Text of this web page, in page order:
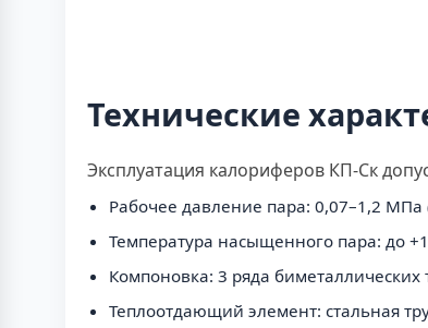
Технические
Эксплуатация калориферов КП-Ск
Рабочее давление пара: 0,07–1,2 МПа
Температура насыщенного пара: до
Компоновка: 3 ряда
Теплоотдающий элемент: стальная